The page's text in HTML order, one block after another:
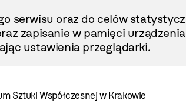
serwisu oraz do celów
zapisanie w pamięci
ustawienia przeglądarki.
Sztuki Współczesnej w Krakowie